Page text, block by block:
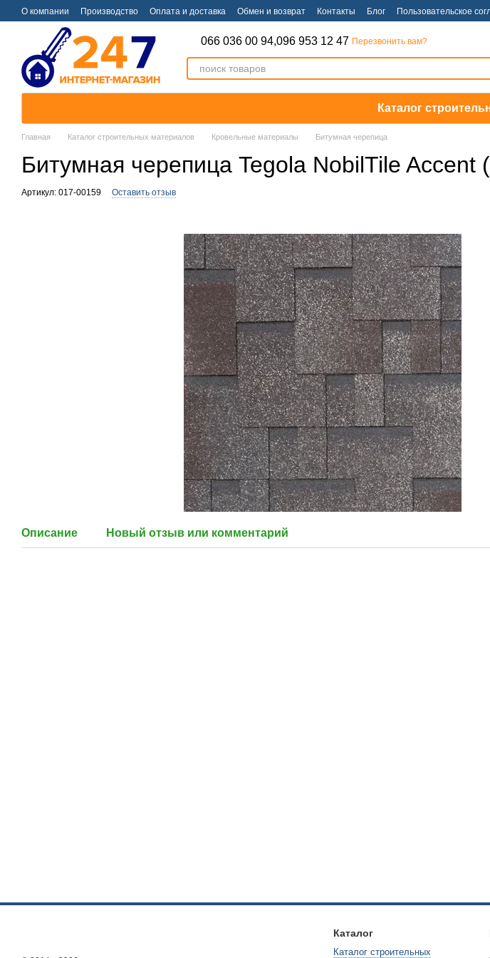
Перейти к основному контенту
О компании Производство Оплата и доставка Обмен и возврат Контакты Блог Пользовательское
066 036 00 94,096 953 12 47 Перезвонить вам?
Каталог
Главная Каталог строительных материалов Кровельные материалы Битумная черепица
Битумная черепица Tegola NobilTile Accent
Артикул: 017-00159 Оставить отзыв
Описание Новый отзыв или комментарий
Каталог
Каталог строительных